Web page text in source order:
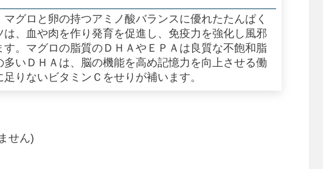
グロと卵の持つアミノ酸バランスに優れたたんぱく
、血や肉を作り発育を促進し、免疫力を強化し風邪
。マグロの脂質のＤＨＡやＥＰＡは良質な不飽和脂
いＤＨＡは、脳の機能を高め記憶力を向上させる働
りないビタミンＣをせりが補います。
せん)